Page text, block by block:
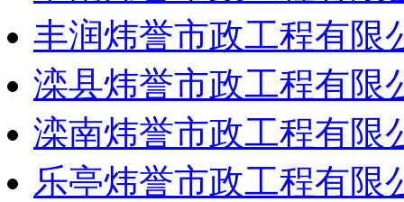
丰润炜誉市政工程有限
滦县炜誉市政工程有限
滦南炜誉市政工程有限
乐亭炜誉市政工程有限